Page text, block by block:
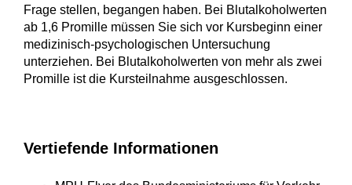
Frage stellen, begangen haben. Bei Blutalkoholwerten
ab 1,6 Promille müssen Sie sich vor Kursbeginn einer
medizinisch-psychologischen Untersuchung
unterziehen. Bei Blutalkoholwerten von mehr als zwei
Promille ist die Kursteilnahme ausgeschlossen.
Vertiefende Informationen